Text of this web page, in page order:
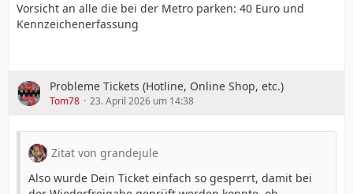
Vorsicht an alle die bei der Metro parken: 40 Euro und
Kennzeichenerfassung
Probleme Tickets (Hotline, Online Shop, etc.)
Tom78 23. April 2026 um 14:38
Zitat von grandejule
Also wurde Dein Ticket einfach so gesperrt, damit bei